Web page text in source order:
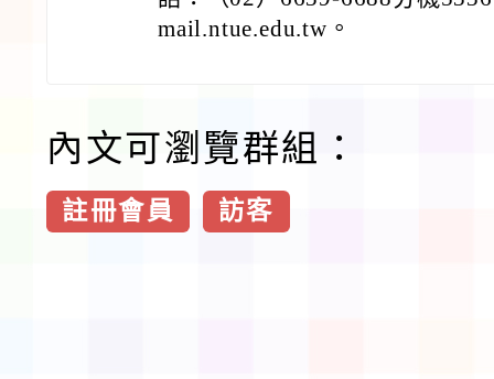
mail.ntue.edu.tw。
內文可瀏覽群組：
註冊會員 訪客